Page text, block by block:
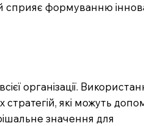
сприяє формуванню
організації.
які можуть
значення для